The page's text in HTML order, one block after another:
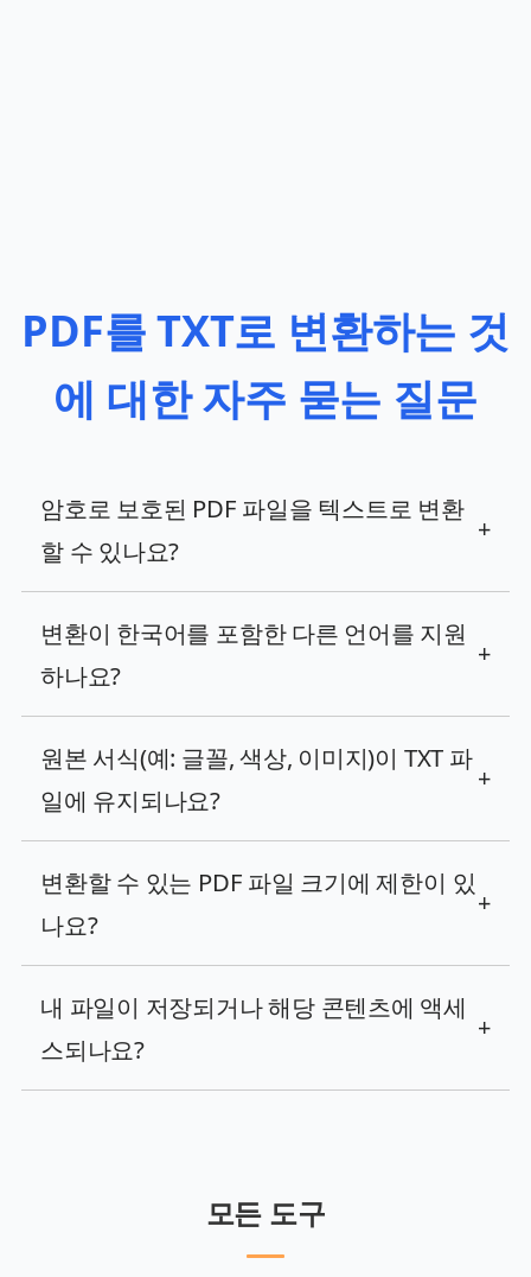
PDF를 TXT로 변환하는 것
에 대한 자주 묻는 질문
암호로 보호된 PDF 파일을 텍스트로 변환
할 수 있나요?
+
변환이 한국어를 포함한 다른 언어를 지원
하나요?
+
원본 서식(예: 글꼴, 색상, 이미지)이 TXT 파
일에 유지되나요?
+
변환할 수 있는 PDF 파일 크기에 제한이 있
나요?
+
내 파일이 저장되거나 해당 콘텐츠에 액세
스되나요?
+
모든 도구